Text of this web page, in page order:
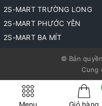
Menu Giỏ hàng
2S-MART TRƯỜNG LONG
2S-MART PHƯỚC YÊN
2S-MART BA MÍT
© Bản
Cung